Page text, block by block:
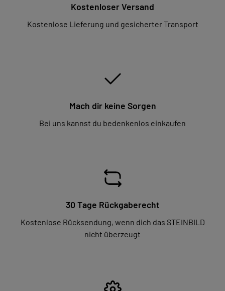
Kostenloser Versand
Kostenlose Lieferung und gesicherter Transport
Mach dir keine Sorgen
Bei uns kannst du bedenkenlos einkaufen
30 Tage Rückgaberecht
Kostenlose Rücksendung, wenn dich das STEINBILD
nicht überzeugt